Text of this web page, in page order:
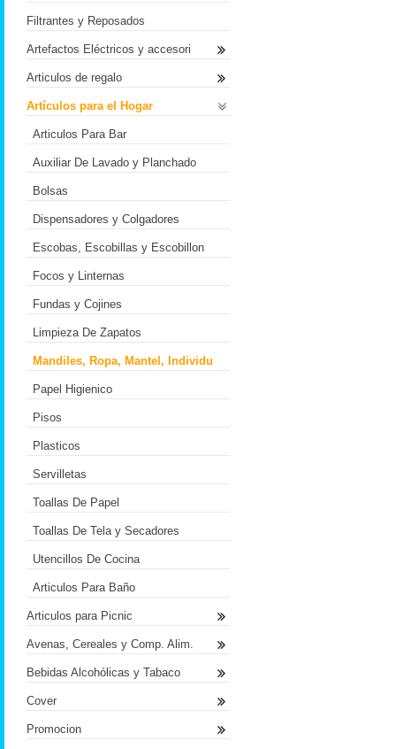
Filtrantes y Reposados
Artefactos Eléctricos y accesori
Articulos de regalo
Artículos para el Hogar
Articulos Para Bar
Auxiliar De Lavado y Planchado
Bolsas
Dispensadores y Colgadores
Escobas, Escobillas y Escobillon
Focos y Linternas
Fundas y Cojines
Limpieza De Zapatos
Mandiles, Ropa, Mantel, Individu
Papel Higienico
Pisos
Plasticos
Servilletas
Toallas De Papel
Toallas De Tela y Secadores
Utencillos De Cocina
Articulos Para Baño
Articulos para Picnic
Avenas, Cereales y Comp. Alim.
Bebidas Alcohólicas y Tabaco
Cover
Promocion